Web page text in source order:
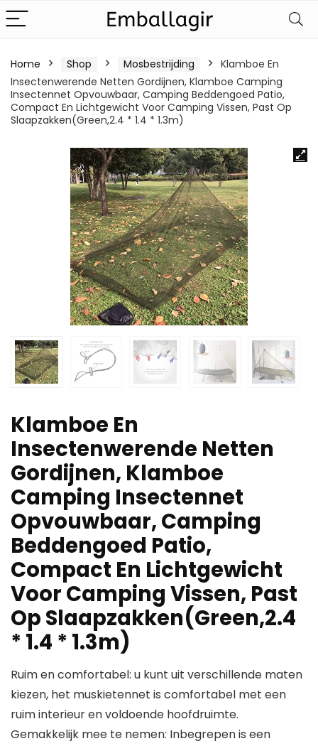
Home Shop Mosbestrijding
Klamboe En
Insectenwerende Netten Gordijnen, Klamboe Camping
Insectennet Opvouwbaar, Camping Beddengoed Patio,
Compact En Lichtgewicht Voor Camping Vissen, Past Op
Slaapzakken(Green,2.4 * 1.4 * 1.3m)
Klamboe En
Insectenwerende Netten
Gordijnen, Klamboe
Camping Insectennet
Opvouwbaar, Camping
Beddengoed Patio,
Compact En Lichtgewicht
Voor Camping Vissen, Past
Op Slaapzakken(Green,2.4
* 1.4 * 1.3m)
Ruim en comfortabel: u kunt uit verschillende maten
kiezen, het muskietennet is comfortabel met een
ruim interieur en voldoende hoofdruimte.
Gemakkelijk mee te nemen: Inbegrepen is een